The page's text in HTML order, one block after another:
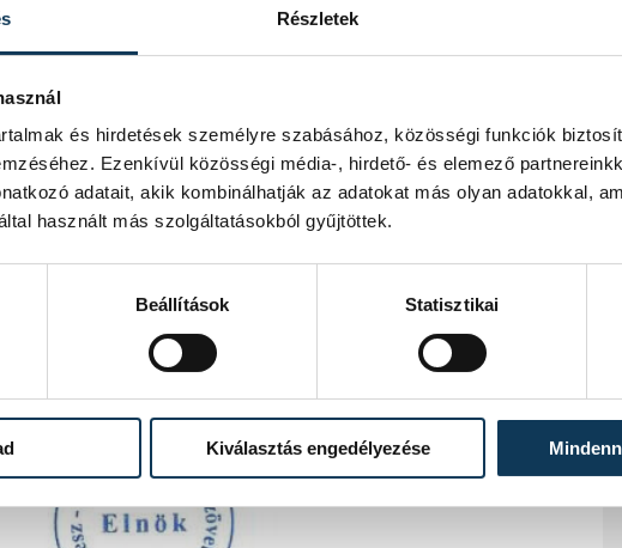
Részletek
és hirdetések személyre szabásához, közösségi funkciók
Ezenkívül közösségi média-, hirdető- és elemező
adatait, akik kombinálhatják az adatokat más olyan adatokkal,
használt más szolgáltatásokból gyűjtöttek.
Beállítások Statisztikai
Kiválasztás engedélyezése